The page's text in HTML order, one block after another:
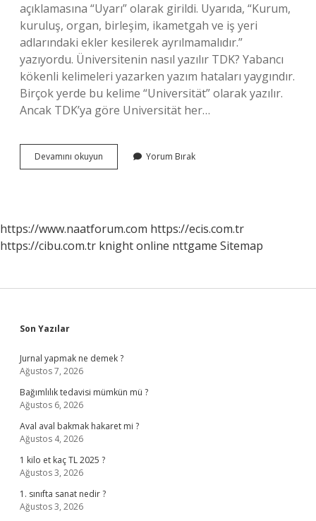
açıklamasına “Uyarı” olarak girildi. Uyarıda, “Kurum,
kuruluş, organ, birleşim, ikametgah ve iş yeri
adlarındaki ekler kesilerek ayrılmamalıdır.”
yazıyordu. Üniversitenin nasıl yazılır TDK? Yabancı
kökenli kelimeleri yazarken yazım hataları yaygındır.
Birçok yerde bu kelime “Universität” olarak yazılır.
Ancak TDK’ya göre Universität her…
Devamını okuyun Üniversite
Ve
Yorum Bırak
https://www.naatforum.com https://ecis.com.tr
https://cibu.com.tr knight online nttgame Sitemap
Sidebar
Son Yazılar
Jurnal yapmak ne demek ?
Ağustos 7, 2026
Bağımlılık tedavisi mümkün mü ?
Ağustos 6, 2026
Aval aval bakmak hakaret mi ?
Ağustos 4, 2026
1 kilo et kaç TL 2025 ?
Ağustos 3, 2026
1. sınıfta sanat nedir ?
Ağustos 3, 2026